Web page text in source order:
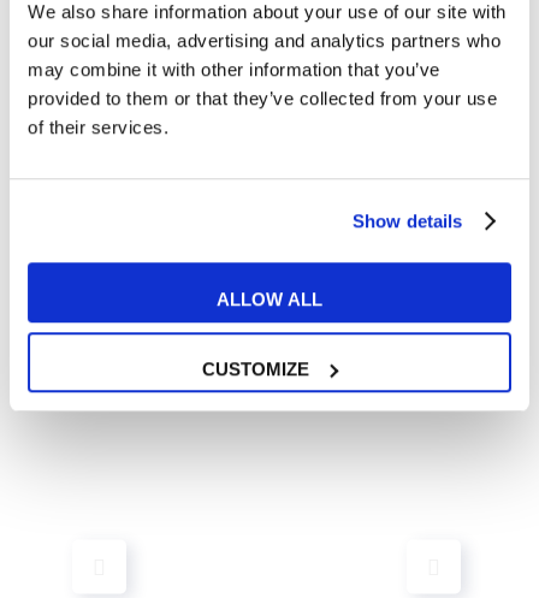
We also share information about your use of our site with
our social media, advertising and analytics partners who
may combine it with other information that you’ve
provided to them or that they’ve collected from your use
of their services.
Show details
ALLOW ALL
CUSTOMIZE